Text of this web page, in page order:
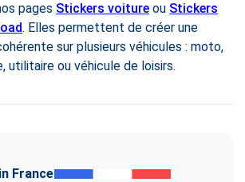
pages Stickers voiture ou Stickers
. Elles permettent de créer une
sur plusieurs véhicules : moto,
utilitaire ou véhicule de loisirs.
France